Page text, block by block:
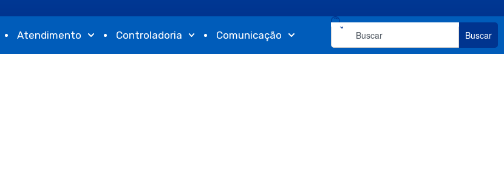
Atendimento Controladoria Comunicação Buscar